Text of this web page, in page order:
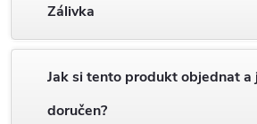
Zálivka
Jak si tento produkt objednat a
doručen?